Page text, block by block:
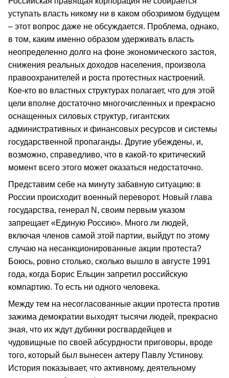
уступать власть никому ни в каком обозримом будущем
– этот вопрос даже не обсуждается. Проблема, однако,
в том, каким именно образом удерживать власть
неопределенно долго на фоне экономического застоя,
снижения реальных доходов населения, произвола
правоохранителей и роста протестных настроений.
Кое‑кто во властных структурах полагает, что для этой
цели вполне достаточно многочисленных и прекрасно
оснащенных силовых структур, гигантских
административных и финансовых ресурсов и системы
государственной пропаганды. Другие убеждены, и,
возможно, справедливо, что в какой‑то критический
момент всего этого может оказаться недостаточно.
Представим себе на минуту забавную ситуацию: в
России происходит военный переворот. Новый глава
государства, генерал N, своим первым указом
запрещает «Единую Россию». Много ли людей,
включая членов самой этой партии, выйдут по этому
случаю на несанкционированные акции протеста?
Боюсь, ровно столько, сколько вышло в августе 1991
года, когда Борис Ельцин запретил российскую
компартию. То есть ни одного человека.
Между тем на несогласованные акции протеста против
зажима демократии выходят тысячи людей, прекрасно
зная, что их ждут дубинки росгвардейцев и
чудовищные по своей абсурдности приговоры, вроде
того, который был вынесен актеру Павлу Устинову.
История показывает, что активному, деятельному